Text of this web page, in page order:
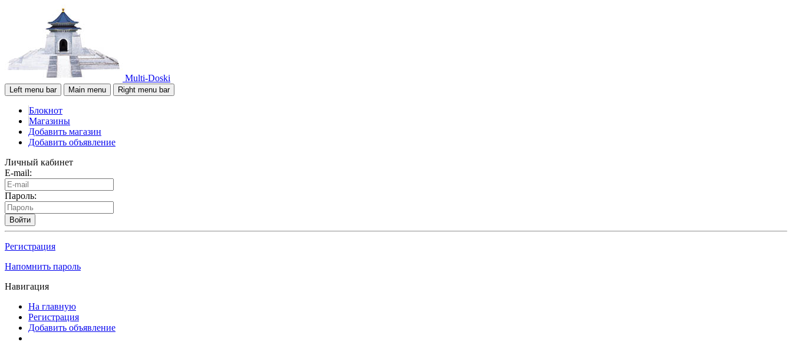
Multi-Doski
Left menu bar Main menu Right menu bar
Блокнот
Магазины
Добавить магазин
Добавить объявление
Личный кабинет
E-mail:
Пароль:
Войти
Регистрация
Напомнить пароль
Навигация
На главную
Регистрация
Добавить объявление